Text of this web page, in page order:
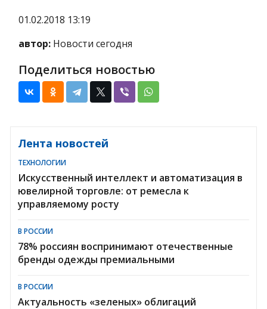
01.02.2018 13:19
автор: Новости сегодня
Поделиться новостью
Лента новостей
ТЕХНОЛОГИИ
Искусственный интеллект и автоматизация в
ювелирной торговле: от ремесла к
управляемому росту
В РОССИИ
78% россиян воспринимают отечественные
бренды одежды премиальными
В РОССИИ
Актуальность «зеленых» облигаций